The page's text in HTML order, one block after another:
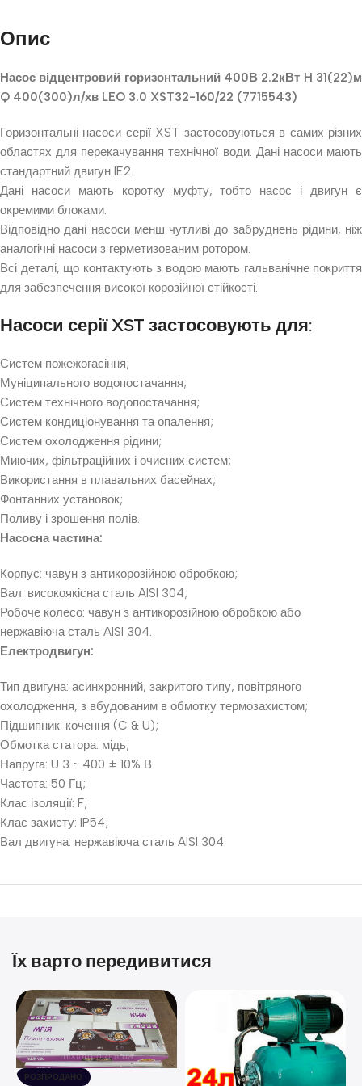
Опис
Насос відцентровий горизонтальний 400В 2.2кВт H 31(22)м
Q 400(300)л/хв LEO 3.0 XST32-160/22 (7715543)
Горизонтальні насоси серії XST застосовуються в самих різних
областях для перекачування технічної води. Дані насоси мають
стандартний двигун IE2.
Дані насоси мають коротку муфту, тобто насос і двигун є
окремими блоками.
Відповідно дані насоси менш чутливі до забруднень рідини, ніж
аналогічні насоси з герметизованим ротором.
Всі деталі, що контактують з водою мають гальванічне покриття
для забезпечення високої корозійної стійкості.
Насоси серії XST застосовують для:
Систем пожежогасіння;
Муніципального водопостачання;
Систем технічного водопостачання;
Систем кондиціонування та опалення;
Систем охолодження рідини;
Миючих, фільтраційних і очисних систем;
Використання в плавальних басейнах;
Фонтанних установок;
Поливу і зрошення полів.
Насосна частина:
Корпус: чавун з антикорозійною обробкою;
Вал: високоякісна сталь AISI 304;
Робоче колесо: чавун з антикорозійною обробкою або
нержавіюча сталь AISI 304.
Електродвигун:
Тип двигуна: асинхронний, закритого типу, повітряного
охолодження, з вбудованим в обмотку термозахистом;
Підшипник: кочення (C & U);
Обмотка статора: мідь;
Напруга: U 3 ~ 400 ± 10% В
Частота: 50 Гц;
Клас ізоляції: F;
Клас захисту: IP54;
Вал двигуна: нержавіюча сталь AISI 304.
Їх варто передивитися
РОЗПРОДАНО